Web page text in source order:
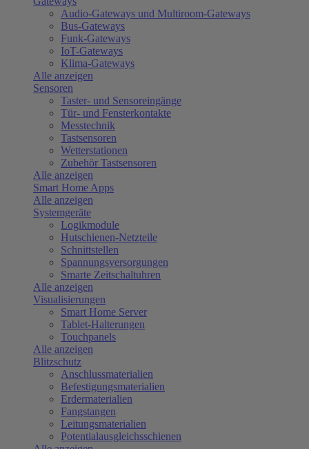
Audio-Gateways und Multiroom-Gateways
Bus-Gateways
Funk-Gateways
IoT-Gateways
Klima-Gateways
Alle anzeigen
Sensoren
Taster- und Sensoreingänge
Tür- und Fensterkontakte
Messtechnik
Tastsensoren
Wetterstationen
Zubehör Tastsensoren
Alle anzeigen
Smart Home Apps
Alle anzeigen
Systemgeräte
Logikmodule
Hutschienen-Netzteile
Schnittstellen
Spannungsversorgungen
Smarte Zeitschaltuhren
Alle anzeigen
Visualisierungen
Smart Home Server
Tablet-Halterungen
Touchpanels
Alle anzeigen
Blitzschutz
Anschlussmaterialien
Befestigungsmaterialien
Erdermaterialien
Fangstangen
Leitungsmaterialien
Potentialausgleichsschienen